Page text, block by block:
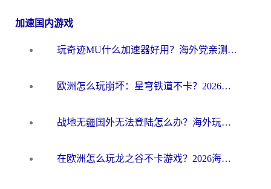
加速国内游戏
玩奇迹MU什么加速器好用？海外党亲测：这款加速器让你告别延迟卡顿！
欧洲怎么玩崩坏：星穹铁道不卡？2026海外玩家国服游戏加速器终极攻略
战地无疆国外无法登陆怎么办？海外玩家国服畅玩终极指南（附欧服魔兽EVE加速方案）
在欧洲怎么玩龙之谷不卡游戏？2026海外党国服游戏加速全攻略